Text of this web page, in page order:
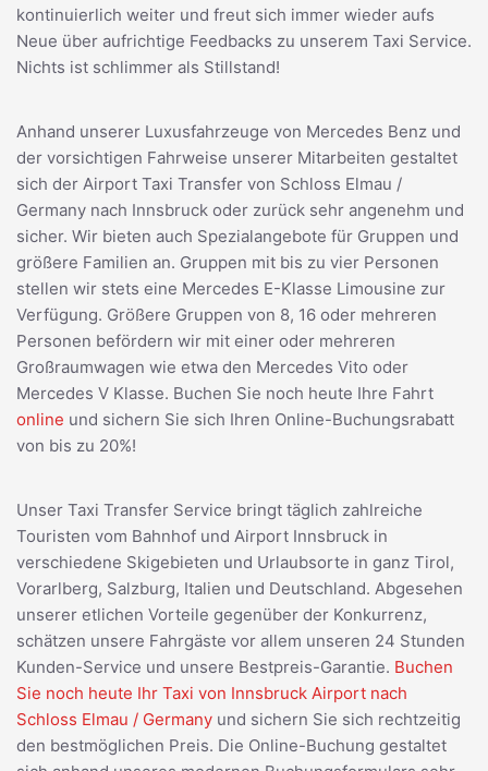
kontinuierlich weiter und freut sich immer wieder aufs
Neue über aufrichtige Feedbacks zu unserem Taxi Service.
Nichts ist schlimmer als Stillstand!
Anhand unserer Luxusfahrzeuge von Mercedes Benz und
der vorsichtigen Fahrweise unserer Mitarbeiten gestaltet
sich der Airport Taxi Transfer von Schloss Elmau /
Germany nach Innsbruck oder zurück sehr angenehm und
sicher. Wir bieten auch Spezialangebote für Gruppen und
größere Familien an. Gruppen mit bis zu vier Personen
stellen wir stets eine Mercedes E-Klasse Limousine zur
Verfügung. Größere Gruppen von 8, 16 oder mehreren
Personen befördern wir mit einer oder mehreren
Großraumwagen wie etwa den Mercedes Vito oder
Mercedes V Klasse. Buchen Sie noch heute Ihre Fahrt
online und sichern Sie sich Ihren Online-Buchungsrabatt
von bis zu 20%!
Unser Taxi Transfer Service bringt täglich zahlreiche
Touristen vom Bahnhof und Airport Innsbruck in
verschiedene Skigebieten und Urlaubsorte in ganz Tirol,
Vorarlberg, Salzburg, Italien und Deutschland. Abgesehen
unserer etlichen Vorteile gegenüber der Konkurrenz,
schätzen unsere Fahrgäste vor allem unseren 24 Stunden
Kunden-Service und unsere Bestpreis-Garantie. Buchen
Sie noch heute Ihr Taxi von Innsbruck Airport nach
Schloss Elmau / Germany und sichern Sie sich rechtzeitig
den bestmöglichen Preis. Die Online-Buchung gestaltet